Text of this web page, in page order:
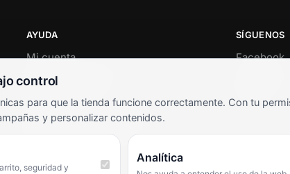
AYUDA
Mi cuenta
Soporte al cliente
Términos y condiciones
Preguntas frecuentes
SÍGUENOS
Facebook
control
para que la tienda funcione correctamente. Con tu
y personalizar contenidos.
seguridad y
Analítica